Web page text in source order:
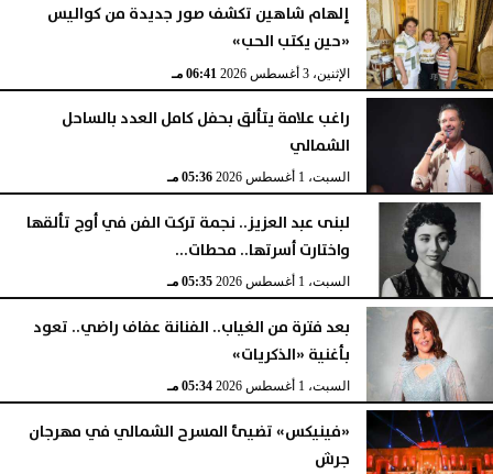
إلهام شاهين تكشف صور جديدة من كواليس
«حين يكتب الحب»
الإثنين، 3 أغسطس 2026 06:41 مـ
راغب علامة يتألق بحفل كامل العدد بالساحل
الشمالي
السبت، 1 أغسطس 2026 05:36 مـ
لبنى عبد العزيز.. نجمة تركت الفن في أوج تألقها
واختارت أسرتها.. محطات...
السبت، 1 أغسطس 2026 05:35 مـ
بعد فترة من الغياب.. الفنانة عفاف راضي.. تعود
بأغنية «الذكريات»
السبت، 1 أغسطس 2026 05:34 مـ
«فينيكس» تضيئ المسرح الشمالي في مهرجان
جرش